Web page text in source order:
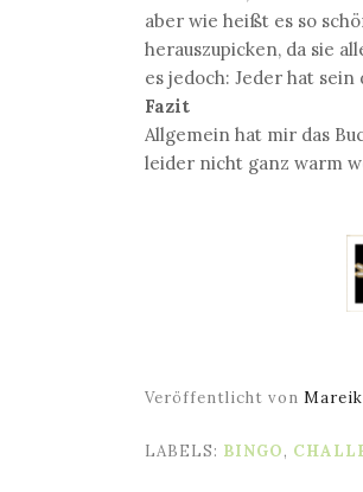
aber wie heißt es so
herauszupicken, da sie
es jedoch: Jeder hat
Fazit
Allgemein hat mir das
leider nicht ganz warm
Veröffentlicht von
LABELS: BINGO,